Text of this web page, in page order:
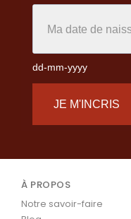
dd-mm-yyyy
JE M'INCRIS
À PROPOS
Notre savoir-faire